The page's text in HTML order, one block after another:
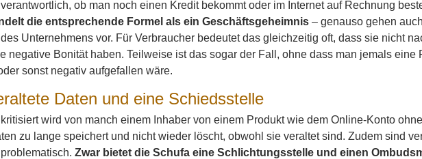
ob man noch einen Kredit bekommt oder im Internet auf Rechnung
die entsprechende Formel als ein Geschäftsgeheimnis– genauso gehen
Unternehmens vor. Für Verbraucher bedeutet das gleichzeitig oft, dass sie nicht
negative Bonität haben. Teilweise ist das sogar der Fall, ohne dass man jemals eine
sonst negativ aufgefallen wäre.
Daten und eine Schiedsstelle
kritisiert wird von manch einem Inhaber von einem Produkt wie dem Online-Konto
zu lange speichert und nicht wieder löscht, obwohl sie veraltet sind. Zudem sind
Zwar bietet die Schufa eine Schlichtungsstelle und einen